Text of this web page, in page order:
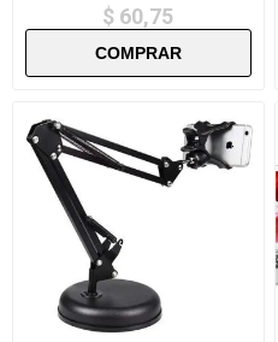
$ 60,75